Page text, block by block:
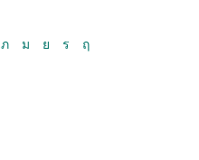
ภ ม ย ร
ฤ